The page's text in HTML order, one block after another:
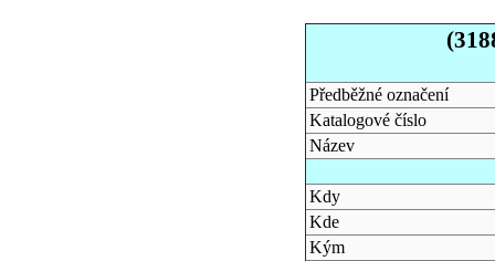
Předběžné označení
Katalogové číslo
Název
Kdy
Kde
Kým